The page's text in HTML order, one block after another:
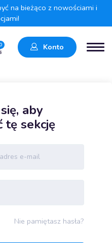
na bieżąco z nowościami i
0 Konto
aby
sekcję
Nie pamiętasz hasła?